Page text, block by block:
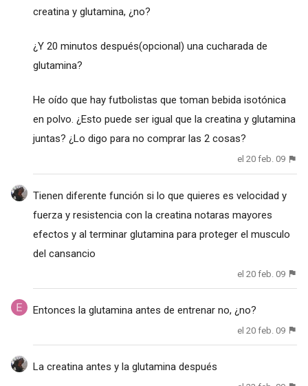
creatina y glutamina, ¿no?
¿Y 20 minutos después(opcional) una cucharada de
glutamina?
He oído que hay futbolistas que toman bebida isotónica
en polvo. ¿Esto puede ser igual que la creatina y glutamina
juntas? ¿Lo digo para no comprar las 2 cosas?
el 20 feb. 09
Tienen diferente función si lo que quieres es velocidad y
fuerza y resistencia con la creatina notaras mayores
efectos y al terminar glutamina para proteger el musculo
del cansancio
el 20 feb. 09
Entonces la glutamina antes de entrenar no, ¿no?
el 20 feb. 09
La creatina antes y la glutamina después